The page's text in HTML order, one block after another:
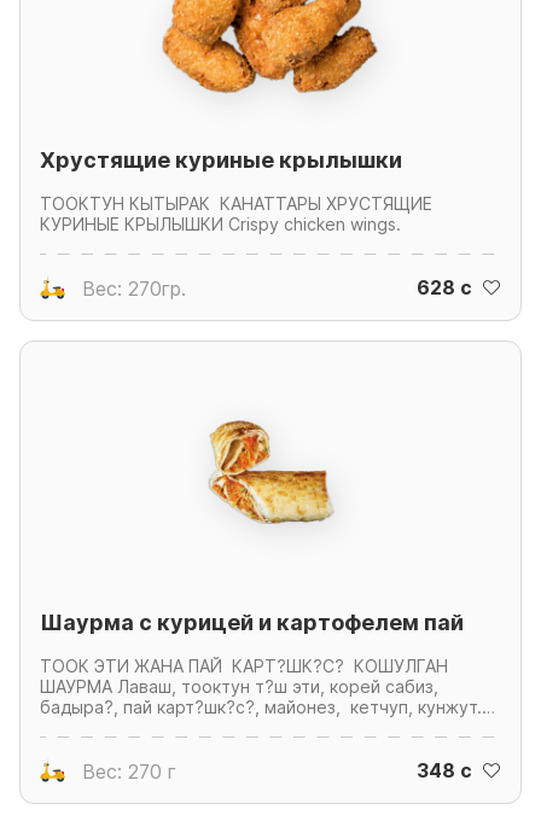
Хрустящие куриные крылышки
ТООКТУН КЫТЫРАК КАНАТТАРЫ ХРУСТЯЩИЕ
КУРИНЫЕ КРЫЛЫШКИ Crispy chicken wings.
Вес: 270гр. 628 c
Шаурма с курицей и картофелем пай
ТООК ЭТИ ЖАНА ПАЙ КАРТ?ШК?С? КОШУЛГАН
ШАУРМА Лаваш, тооктун т?ш эти, корей сабиз,
бадыра?, пай карт?шк?с?, майонез, кетчуп, кунжут.
грудка, морковь по-корейски, огурец, картофель пай,
маойнез, кетчуп, кунжут. Подается с перцем
халапеньо
Вес: 270 г 348 c